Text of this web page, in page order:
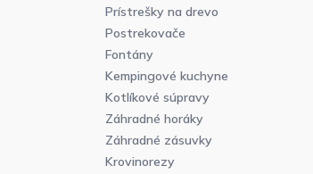
Prístrešky na drevo
Postrekovače
Fontány
Kempingové kuchyne
Kotlíkové súpravy
Záhradné horáky
Záhradné zásuvky
Krovinorezy